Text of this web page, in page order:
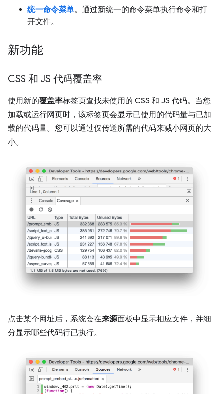
统一命令菜单。通过新统一的命令菜单执行命令和打
开文件。
新功能
CSS 和 JS 代码覆盖率
使用新的覆盖率标签页查找未使用的 CSS 和 JS 代码。当您
加载或运行网页时，该标签页会显示已使用的代码量与已加
载的代码量。您可以通过仅传送所需的代码来减小网页的大
小。
点击某个网址后，系统会在来源面板中显示相应文件，并细
分显示哪些代码行已执行。